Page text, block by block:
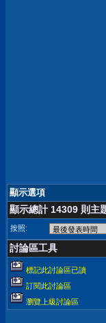
顯示選項
顯示總計 14309 則主
按照:
討論區工具
標記此討論區已讀
訂閱此討論區
瀏覽上級討論區